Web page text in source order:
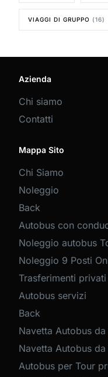
VIAGGI DI GRUPPO (16)
Azienda
Chi siamo
Contatti
Mappa Sito
Chi Siamo
Noleggio
Back
Autobus con
Noleggio autobus
Noleggio 9 Posti
Trasferimenti privati
Autobus servizi
Back
Navetta Autobus
Navetta Autobus
Autobus per Tour